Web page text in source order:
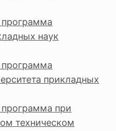
программа
наук
программа
прикладных
программа при
техническом